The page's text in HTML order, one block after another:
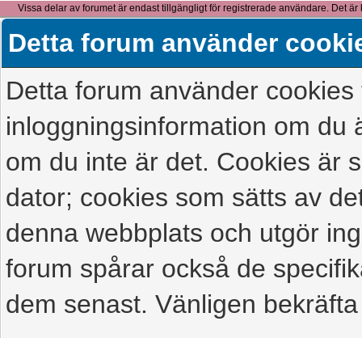
Vissa delar av forumet är endast tillgängligt för registrerade användare. Det
detta meddelande.
Detta forum använder
Detta forum använder
inloggningsinformation om du
om du inte är det. Cookies är
dator; cookies som sätts av
denna webbplats och utgör
forum spårar också de
dem senast. Vänligen